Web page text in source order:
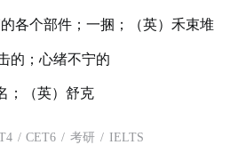
各个部件；一捆；（英）禾束堆
的；心绪不宁的
；（英）舒克
/ CET6 / 考研 / IELTS